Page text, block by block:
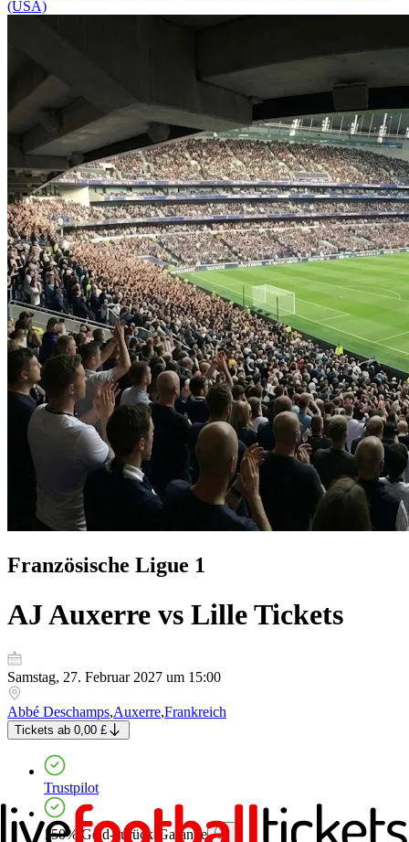
(USA)
Französische Ligue 1
AJ Auxerre vs LilleTickets
Samstag, 27. Februar 2027 um 15:00
Abbé Deschamps,Auxerre,Frankreich
Tickets ab 0,00 £
Trustpilot
150% Geld-zurück-Garantie